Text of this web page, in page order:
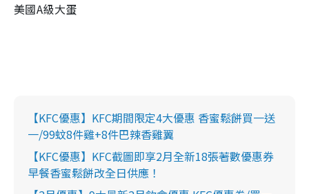
美國A級大蛋
【KFC優惠】KFC期間限定4大優惠 香蜜鬆餅買一送
一/99蚊8件雞+8件巴辣香雞翼
【KFC優惠】KFC截圖即享2月全新18張著數優惠券
早餐香蜜鬆餅改全日供應！